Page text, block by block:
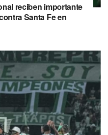
reciben importante
Santa Fe en